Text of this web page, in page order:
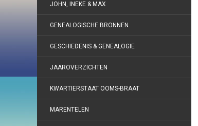
JOHN, INEKE & MAX
GENEALOGISCHE BRONNEN
GESCHIEDENIS & GENEALOGIE
JAAROVERZICHTEN
KWARTIERSTAAT OOMS-BRAAT
MARENTELEN